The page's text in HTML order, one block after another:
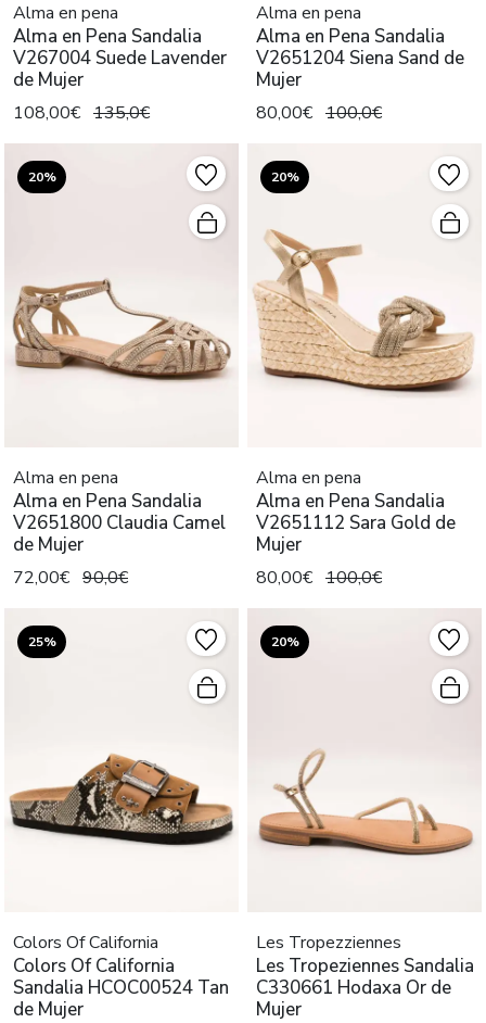
Alma en pena
Alma en Pena Sandalia
V267004 Suede Lavender
de Mujer
108,00€ 135,0€
Alma en pena
Alma en Pena Sandalia
V2651204 Siena Sand de
Mujer
80,00€ 100,0€
20%
Alma en pena
Alma en Pena Sandalia
V2651800 Claudia Camel
de Mujer
72,00€ 90,0€
20%
Alma en pena
Alma en Pena Sandalia
V2651112 Sara Gold de
Mujer
80,00€ 100,0€
25%
Colors Of California
Colors Of California
Sandalia HCOC00524 Tan
de Mujer
20%
Les Tropezziennes
Les Tropeziennes Sandalia
C330661 Hodaxa Or de
Mujer